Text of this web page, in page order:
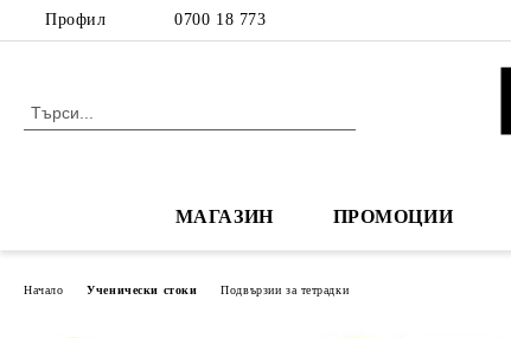
Профил 0700 18 773
МАГАЗИН ПРОМОЦИИ
Начало Ученически стоки Подвързии за тетрадки